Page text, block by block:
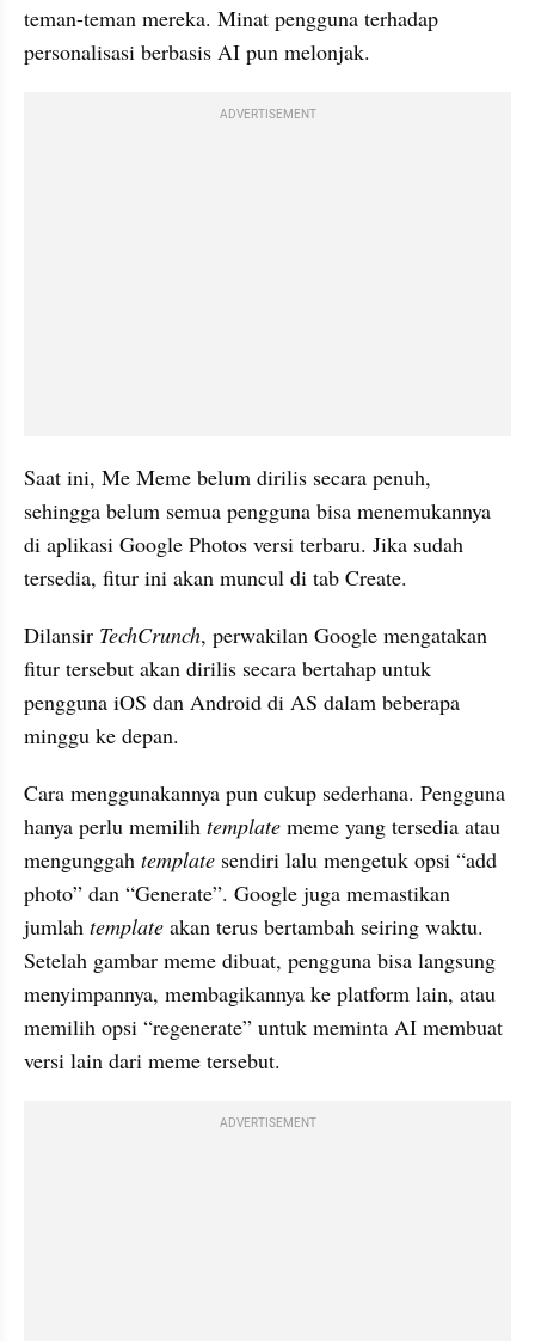
teman-teman mereka. Minat pengguna terhadap
personalisasi berbasis AI pun melonjak.
ADVERTISEMENT
Saat ini, Me Meme belum dirilis secara penuh,
sehingga belum semua pengguna bisa menemukannya
di aplikasi Google Photos versi terbaru. Jika sudah
tersedia, fitur ini akan muncul di tab Create.
Dilansir TechCrunch, perwakilan Google mengatakan
fitur tersebut akan dirilis secara bertahap untuk
pengguna iOS dan Android di AS dalam beberapa
minggu ke depan.
Cara menggunakannya pun cukup sederhana. Pengguna
hanya perlu memilih template meme yang tersedia atau
mengunggah template sendiri lalu mengetuk opsi “add
photo” dan “Generate”. Google juga memastikan
jumlah template akan terus bertambah seiring waktu.
Setelah gambar meme dibuat, pengguna bisa langsung
menyimpannya, membagikannya ke platform lain, atau
memilih opsi “regenerate” untuk meminta AI membuat
versi lain dari meme tersebut.
ADVERTISEMENT